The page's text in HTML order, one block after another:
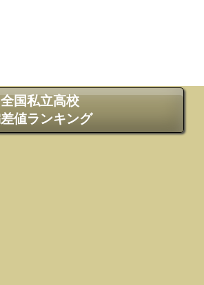
全国私立高校
値ランキング